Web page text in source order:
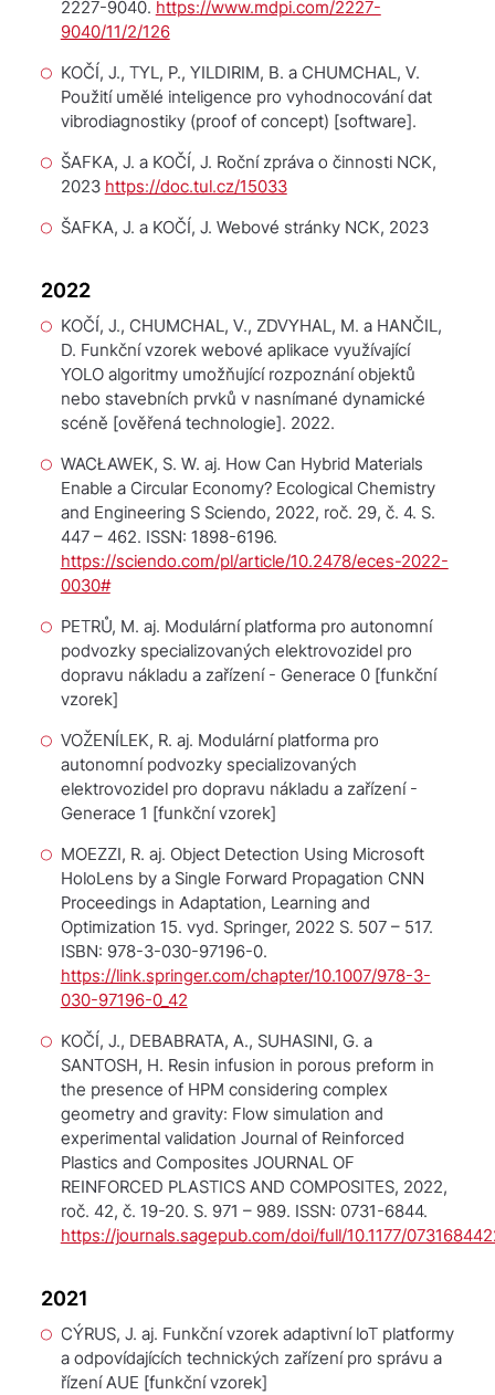
2227-9040. https://www.mdpi.com/2227-
9040/11/2/126
KOČÍ, J., TYL, P., YILDIRIM, B. a CHUMCHAL, V.
Použití umělé inteligence pro vyhodnocování dat
vibrodiagnostiky (proof of concept) [software].
ŠAFKA, J. a KOČÍ, J. Roční zpráva o činnosti NCK,
2023 https://doc.tul.cz/15033
ŠAFKA, J. a KOČÍ, J. Webové stránky NCK, 2023
2022
KOČÍ, J., CHUMCHAL, V., ZDVYHAL, M. a HANČIL,
D. Funkční vzorek webové aplikace využívající
YOLO algoritmy umožňující rozpoznání objektů
nebo stavebních prvků v nasnímané dynamické
scéně [ověřená technologie]. 2022.
WACŁAWEK, S. W. aj. How Can Hybrid Materials
Enable a Circular Economy? Ecological Chemistry
and Engineering SSciendo, 2022, roč. 29, č. 4. S.
447 – 462. ISSN: 1898-6196.
https://sciendo.com/pl/article/10.2478/eces-2022-
0030#
PETRŮ, M. aj. Modulární platforma pro autonomní
podvozky specializovaných elektrovozidel pro
dopravu nákladu a zařízení - Generace 0[funkční
vzorek]
VOŽENÍLEK, R. aj. Modulární platforma pro
autonomní podvozky specializovaných
elektrovozidel pro dopravu nákladu a zařízení -
Generace 1 [funkční vzorek]
MOEZZI, R. aj. Object Detection Using Microsoft
HoloLens by a Single Forward Propagation CNN
Proceedings in Adaptation, Learning and
Optimization 15. vyd. Springer, 2022 S. 507 – 517.
ISBN: 978-3-030-97196-0.
https://link.springer.com/chapter/10.1007/978-3-
030-97196-0_42
KOČÍ, J., DEBABRATA, A., SUHASINI, G. a
SANTOSH, H. Resin infusion in porous preform in
the presence of HPM considering complex
geometry and gravity: Flow simulation and
experimental validation Journal of Reinforced
Plastics and Composites JOURNAL OF
REINFORCED PLASTICS AND COMPOSITES, 2022,
roč. 42, č. 19-20. S. 971 – 989. ISSN: 0731-6844.
https://journals.sagepub.com/doi/full/10.1177/
2021
CÝRUS, J. aj. Funkční vzorek adaptivní loT platformy
a odpovídajících technických zařízení pro správu a
řízení AUE [funkční vzorek]